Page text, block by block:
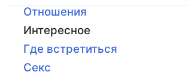
Отношения
Интересное
Где встретиться
Секс